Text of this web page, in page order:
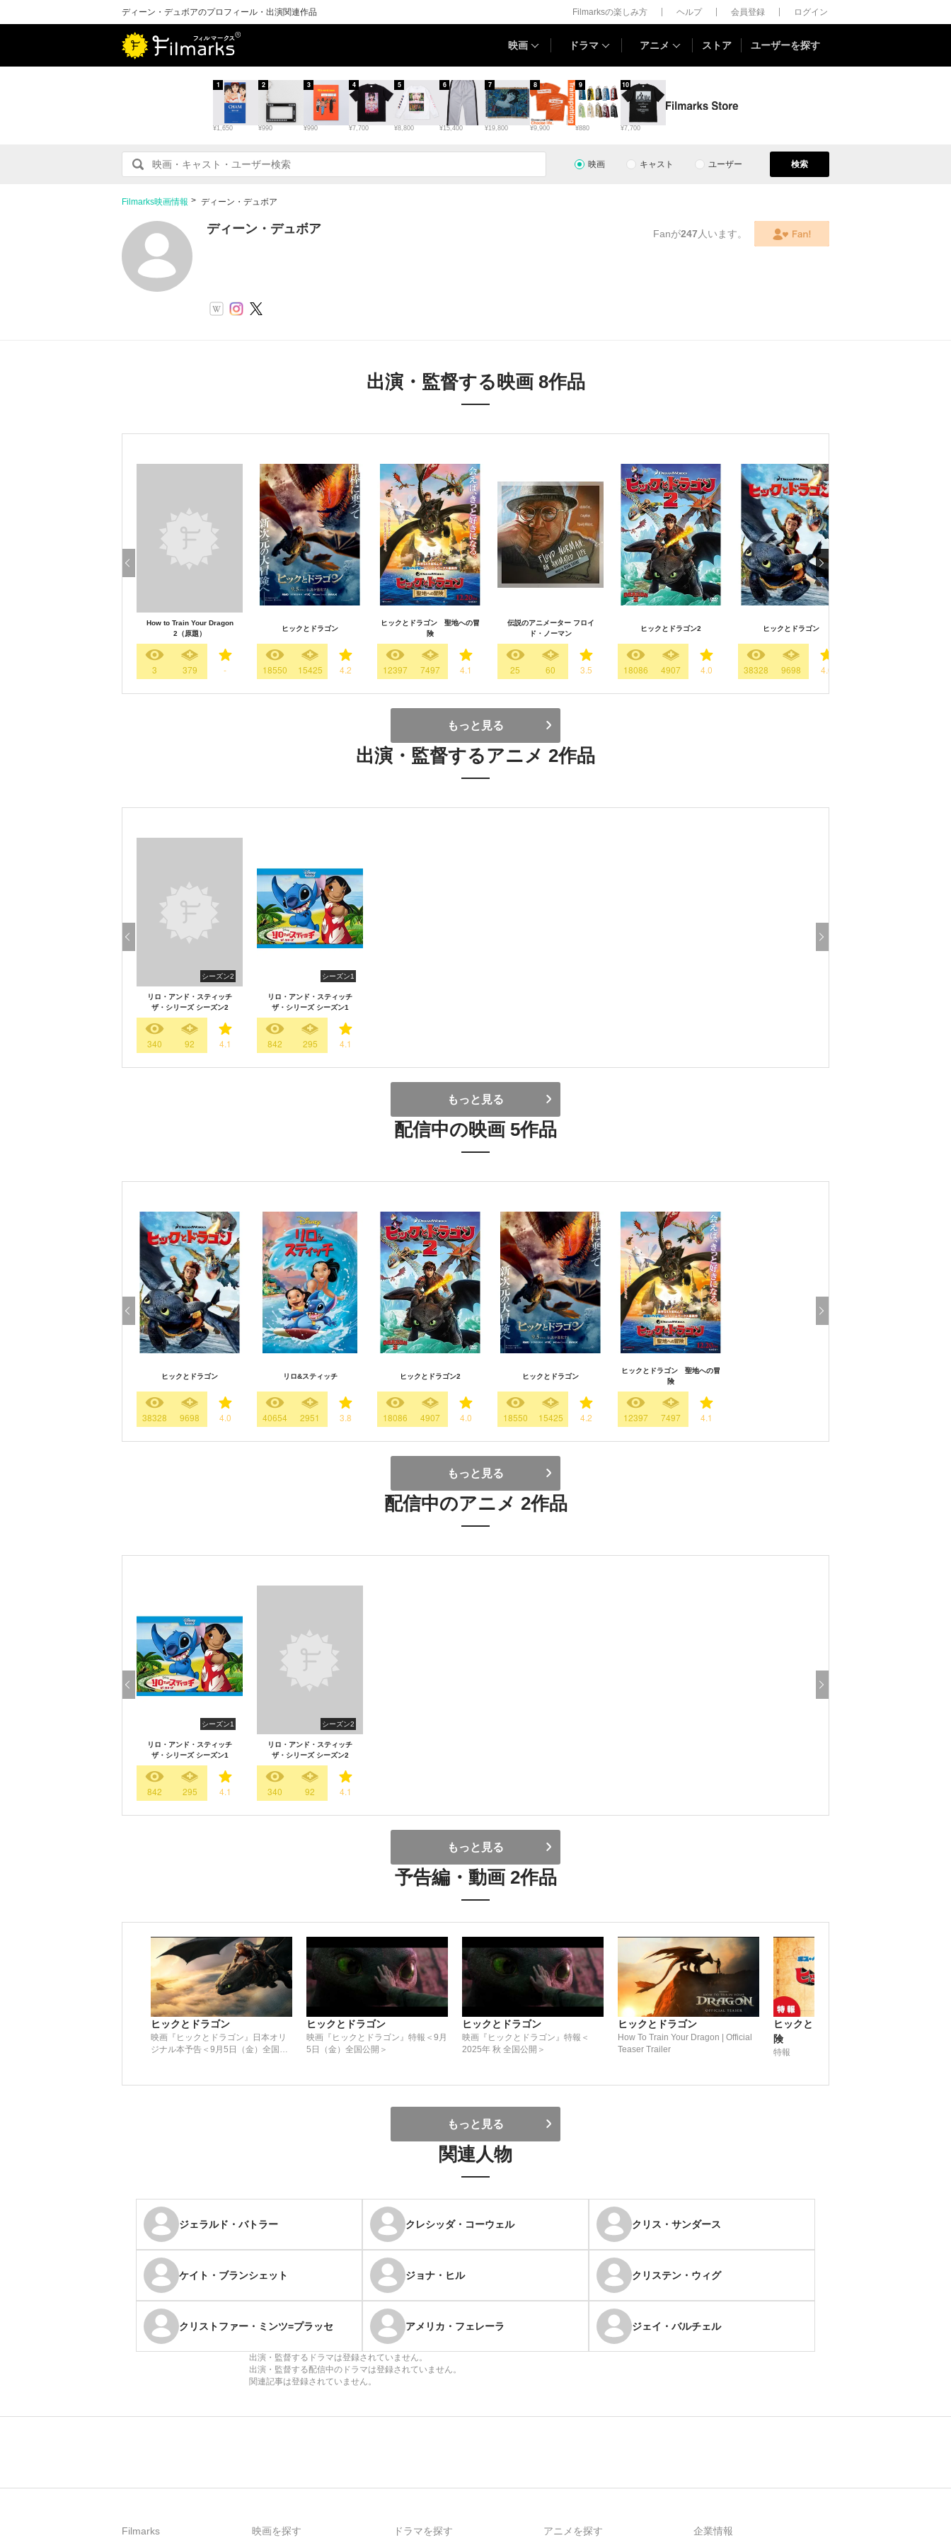
ディーン・デュボアのプロフィール・出演関連作品 Filmarksの楽しみ方 ヘルプ 会員登録 ログイン
映画 ドラマ アニメ ストア ユーザーを探す
¥1,650
1
¥990
2
¥990
3
¥7,700
4
¥8,800
5
¥15,400
6
¥19,800
7
¥9,900
8
¥880
9
¥7,700
10
映画 キャスト ユーザー 検索
Filmarks映画情報 ディーン・デュボア
ディーン・デュボア Fanが247 人います。
出演・監督する映画 8作品
How to Train Your Dragon
2（原題）
3 379 -
ヒックとドラゴン
18550 15425 4.2
ヒックとドラゴン 聖地への冒
険
12397 7497 4.1
伝説のアニメーター フロイ
ド・ノーマン
25 60 3.5
ヒックとドラゴン2
18086 4907 4.0
ヒックとドラゴン
38328 9698 4.0
もっと見る
出演・監督するアニメ 2作品
シーズン2
リロ・アンド・スティッチ
ザ・シリーズ シーズン2
340 92 4.1
シーズン1
リロ・アンド・スティッチ
ザ・シリーズ シーズン1
842 295 4.1
もっと見る
配信中の映画 5作品
ヒックとドラゴン
38328 9698 4.0
リロ&スティッチ
40654 2951 3.8
ヒックとドラゴン2
18086 4907 4.0
ヒックとドラゴン
18550 15425 4.2
ヒックとドラゴン 聖地への冒
険
12397 7497 4.1
もっと見る
配信中のアニメ 2作品
シーズン1
リロ・アンド・スティッチ
ザ・シリーズ シーズン1
842 295 4.1
シーズン2
リロ・アンド・スティッチ
ザ・シリーズ シーズン2
340 92 4.1
もっと見る
予告編・動画 2作品
ヒックとドラゴン
映画『ヒックとドラゴン』日本オリ
ジナル本予告＜9月5日（金）全国公
ヒックとドラゴン
映画『ヒックとドラゴン』特報＜9月
5日（金）全国公開＞
ヒックとドラゴン
映画『ヒックとドラゴン』特報＜
2025年 秋 全国公開＞
ヒックとドラゴン
How To Train Your Dragon | Official
Teaser Trailer
ヒックとドラゴン 聖地への冒
険
特報
もっと見る
関連人物
ジェラルド・バトラー クレシッダ・コーウェル クリス・サンダース
ケイト・ブランシェット ジョナ・ヒル クリステン・ウィグ
クリストファー・ミンツ=プラッセ アメリカ・フェレーラ ジェイ・バルチェル
出演・監督するドラマは登録されていません。
出演・監督する配信中のドラマは登録されていません。
関連記事は登録されていません。
Filmarks 映画を探す ドラマを探す アニメを探す 企業情報